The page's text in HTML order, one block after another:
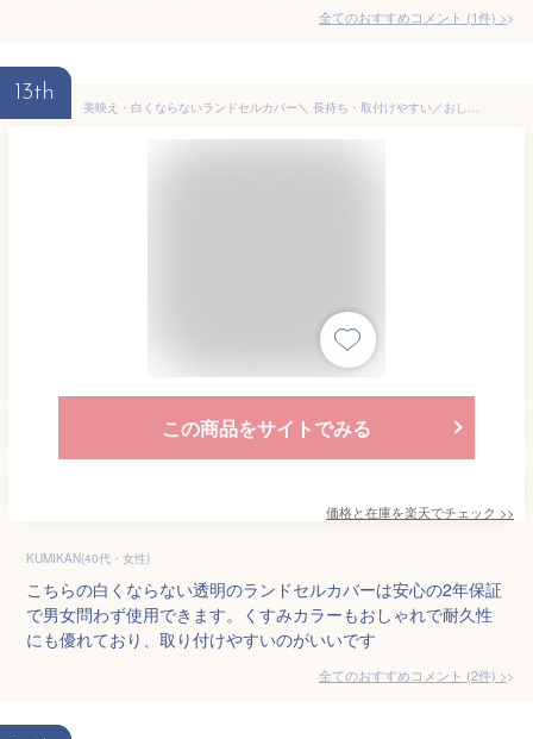
全てのおすすめコメント (1件) >
13th
美映え・白くならないランドセルカバー＼ 長持ち・取付けやすい／おしゃれ 日本製の充実保証付き しなやか高品質◆シンプル◆＼ 最短翌日到着／元祖白化2年保証 結べる ITOYA STYLE® 男の子 女の子 透明 くすみカラー イトヤスタイル「レビューもうすぐ5,000件突破！」
この商品をサイトでみる
価格と在庫を楽天でチェック >>
KUMIKAN(40代・女性)
こちらの白くならない透明のランドセルカバーは安心の2年保証
で男女問わず使用できます。くすみカラーもおしゃれで耐久性
にも優れており、取り付けやすいのがいいです
全てのおすすめコメント (2件) >